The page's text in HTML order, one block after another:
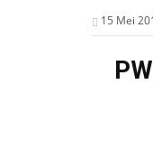
15 Mei